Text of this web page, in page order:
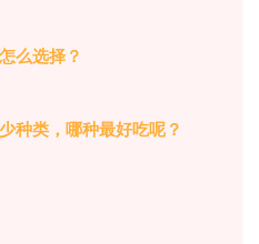
么选择？
种类，哪种最好吃呢？